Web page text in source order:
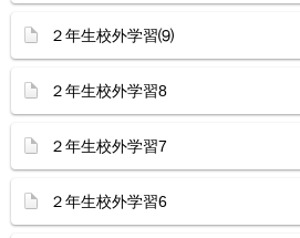
２年生校外学習⑼
２年生校外学習8
２年生校外学習7
２年生校外学習6